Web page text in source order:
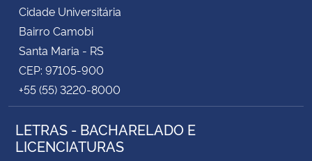
Cidade Universitária
Bairro Camobi
Santa Maria - RS
CEP: 97105-900
+55 (55) 3220-8000
LETRAS - BACHARELADO E
LICENCIATURAS